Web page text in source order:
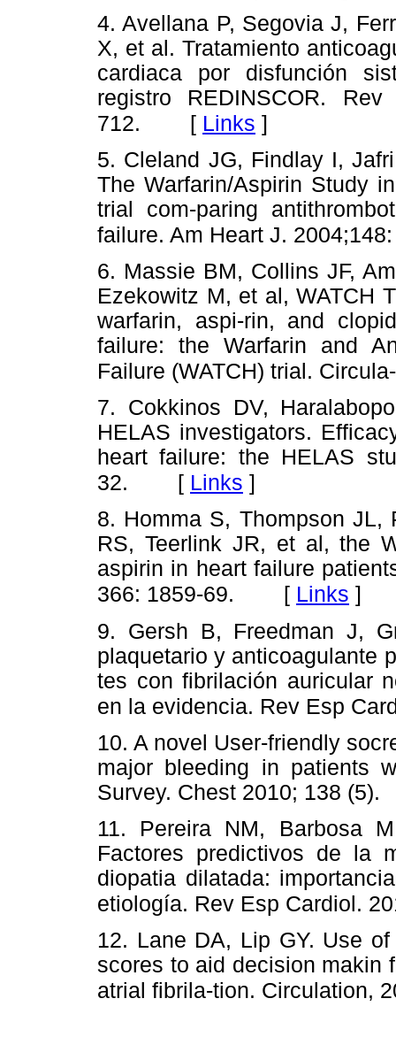
4. Avellana P, Segovia J,
X, et al. Tratamiento
cardiaca por disfunción
registro REDINSCOR.
712. [ Links ]
5. Cleland JG, Findlay I,
The Warfarin/Aspirin Study
trial com-paring
failure. Am Heart J.
6. Massie BM, Collins JF,
Ezekowitz M, et al, WATCH
warfarin, aspi-rin, and
failure: the Warfarin and
Failure (WATCH) trial.
7. Cokkinos DV,
HELAS investigators.
heart failure: the HELAS
32. [ Links ]
8. Homma S, Thompson JL,
RS, Teerlink JR, et al, the
aspirin in heart failure
366: 1859-69. [ Links ]
9. Gersh B, Freedman J,
plaquetario y anticoagulante
tes con fibrilación auricular
en la evidencia. Rev Esp
10. A novel User-friendly
major bleeding in patients
Survey. Chest 2010; 138 (5).
11. Pereira NM, Barbosa
Factores predictivos de la
diopatia dilatada:
etiología. Rev Esp Cardiol.
12. Lane DA, Lip GY. Use
scores to aid decision makin
atrial fibrila-tion. Circulation,